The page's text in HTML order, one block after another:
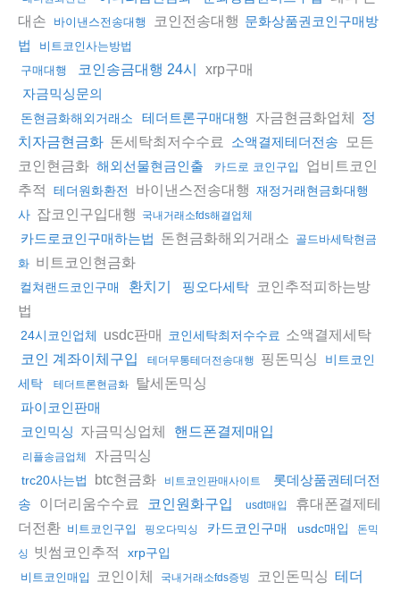
대손
바이낸스전송대행 코인전송대행 문화상품권코인구매방
법
비트코인사는방법
구매대행
코인송금대행 24시 xrp구매
자금믹싱문의
돈현금화해외거래소 테더트론구매대행 자금현금화업체 정
치자금현금화 돈세탁최저수수료 소액결제테더전송
모든
코인현금화 해외선물현금인출 카드로 코인구입
업비트코인
추적
테더원화환전 바이낸스전송대행 재정거래현금화대행
사 잡코인구입대행 국내거래소fds해결업체
카드로코인구매하는법 돈현금화해외거래소 골드바세탁현금
화 비트코인현금화
컬쳐랜드코인구매 환치기 핑오다세탁 코인추적피하는방
법
24시코인업체 usdc판매 코인세탁최저수수료 소액결제세탁
코인 계좌이체구입 테더무통테더전송대행 핑돈믹싱
비트코인
세탁
테더트론현금화 탈세돈믹싱
파이코인판매
코인믹싱 자금믹싱업체 핸드폰결제매입
리플송금업체 자금믹싱
trc20사는법 btc현금화 비트코인판매사이트
롯데상품권테더전
송
이더리움수수료 코인원화구입 usdt매입
휴대폰결제테
더전환 비트코인구입 핑오다믹싱 카드코인구매 usdc매입
돈믹
싱 빗썸코인추적 xrp구입
비트코인매입 코인이체 국내거래소fds증빙 코인돈믹싱 테더